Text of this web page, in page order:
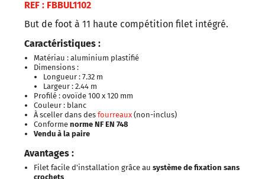
REF : FBBUL1102
But de foot à 11 haute compétition filet intégré.
Caractéristiques :
Matériau : aluminium plastifié
Dimensions :
Longueur : 7.32 m
Largeur : 2.44 m
Profilé : ovoïde 100 x 120 mm
Couleur : blanc
À sceller dans des fourreaux (non-inclus)
Conforme norme NF EN 748
Vendu à la paire
Avantages :
Filet facile d'installation grâce au système de fixation sans
crochets